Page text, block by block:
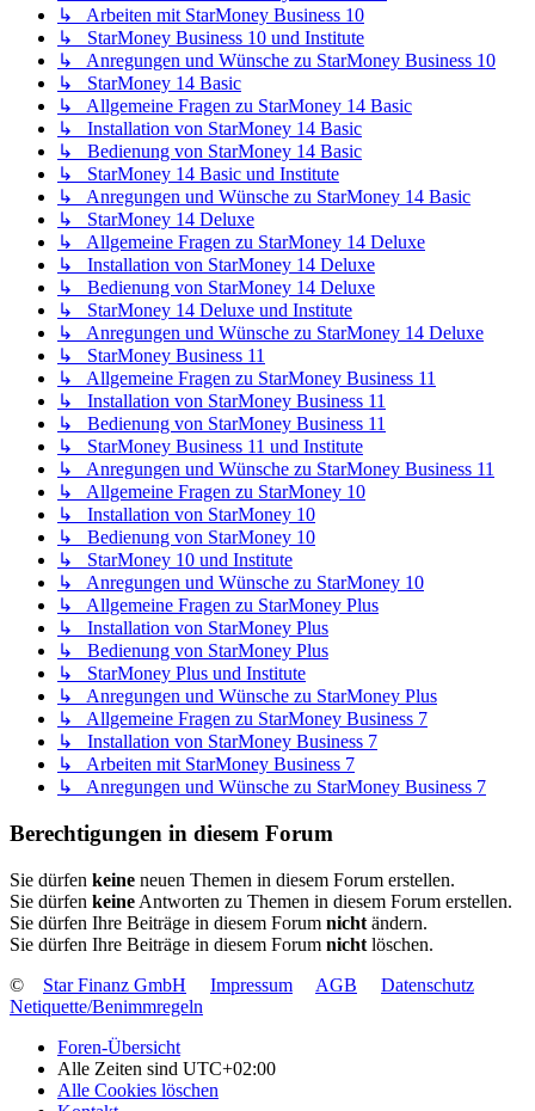
↳ Arbeiten mit StarMoney Business 10
↳ StarMoney Business 10 und Institute
↳ Anregungen und Wünsche zu StarMoney Business 10
↳ StarMoney 14 Basic
↳ Allgemeine Fragen zu StarMoney 14 Basic
↳ Installation von StarMoney 14 Basic
↳ Bedienung von StarMoney 14 Basic
↳ StarMoney 14 Basic und Institute
↳ Anregungen und Wünsche zu StarMoney 14 Basic
↳ StarMoney 14 Deluxe
↳ Allgemeine Fragen zu StarMoney 14 Deluxe
↳ Installation von StarMoney 14 Deluxe
↳ Bedienung von StarMoney 14 Deluxe
↳ StarMoney 14 Deluxe und Institute
↳ Anregungen und Wünsche zu StarMoney 14 Deluxe
↳ StarMoney Business 11
↳ Allgemeine Fragen zu StarMoney Business 11
↳ Installation von StarMoney Business 11
↳ Bedienung von StarMoney Business 11
↳ StarMoney Business 11 und Institute
↳ Anregungen und Wünsche zu StarMoney Business 11
↳ Allgemeine Fragen zu StarMoney 10
↳ Installation von StarMoney 10
↳ Bedienung von StarMoney 10
↳ StarMoney 10 und Institute
↳ Anregungen und Wünsche zu StarMoney 10
↳ Allgemeine Fragen zu StarMoney Plus
↳ Installation von StarMoney Plus
↳ Bedienung von StarMoney Plus
↳ StarMoney Plus und Institute
↳ Anregungen und Wünsche zu StarMoney Plus
↳ Allgemeine Fragen zu StarMoney Business 7
↳ Installation von StarMoney Business 7
↳ Arbeiten mit StarMoney Business 7
↳ Anregungen und Wünsche zu StarMoney Business 7
Berechtigungen in diesem Forum
Sie dürfen keine neuen Themen in diesem Forum erstellen.
Sie dürfen keine Antworten zu Themen in diesem Forum erstellen.
Sie dürfen Ihre Beiträge in diesem Forum nicht ändern.
Sie dürfen Ihre Beiträge in diesem Forum nicht löschen.
©
Star Finanz GmbH Impressum AGB
Datenschutz
Netiquette/Benimmregeln
Foren-Übersicht
Alle Zeiten sind UTC+02:00
Alle Cookies löschen